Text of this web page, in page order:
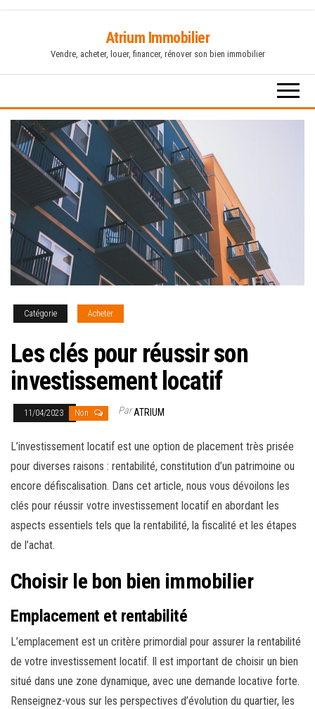
content
Atrium Immobilier
Vendre, acheter, louer, financer, rénover son bien immobilier
Catégorie Acheter
Les clés pour réussir son
investissement locatif
11/04/2023 Non ParATRIUM
L’investissement locatif est une option de placement très prisée
pour diverses raisons : rentabilité, constitution d’un patrimoine ou
encore défiscalisation. Dans cet article, nous vous dévoilons les
clés pour réussir votre investissement locatif en abordant les
aspects essentiels tels que la rentabilité, la fiscalité et les étapes
de l’achat.
Choisir le bon bien immobilier
Emplacement et rentabilité
L’emplacement est un critère primordial pour assurer la rentabilité
de votre investissement locatif. Il est important de choisir un bien
situé dans une zone dynamique, avec une demande locative forte.
Renseignez-vous sur les perspectives d’évolution du quartier, les